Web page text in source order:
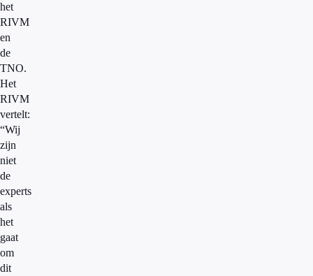
het
RIVM
en
de
TNO.
Het
RIVM
vertelt:
“Wij
zijn
niet
de
experts
als
het
gaat
om
dit